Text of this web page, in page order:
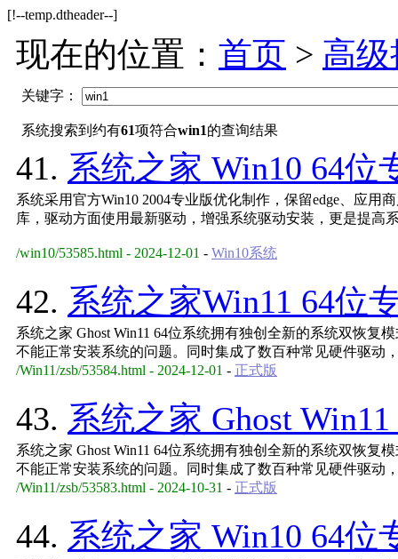
[!--temp.dtheader--]
现在的位置： 首页 > 高
关键字：
系统搜索到约有61项符合win1的查询结果
41. 系统之家 Win10 64位
系统采用官方Win10 2004专业版优化制作，保留edge、应用
库，驱动方面使用最新驱动，增强系统驱动安装，更是提高
/win10/53585.html - 2024-12-01 - Win10系统
42. 系统之家Win11 64位
系统之家 Ghost Win11 64位系统拥有独创全新的系统双恢复
不能正常安装系统的问题。同时集成了数百种常见硬件驱动
/Win11/zsb/53584.html - 2024-12-01 - 正式版
43. 系统之家 Ghost
系统之家 Ghost Win11 64位系统拥有独创全新的系统双恢复
不能正常安装系统的问题。同时集成了数百种常见硬件驱动
/Win11/zsb/53583.html - 2024-10-31 - 正式版
44. 系统之家 Win10 64位